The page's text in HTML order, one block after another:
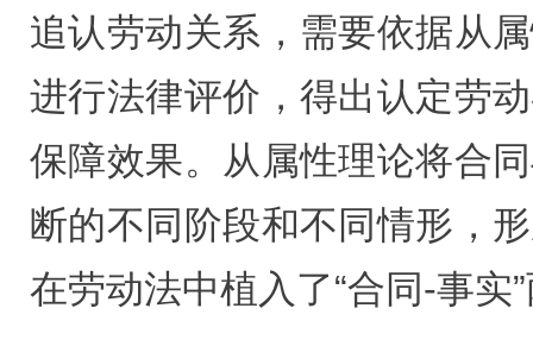
追认劳动关系，需要依据从
进行法律评价，得出认定劳
保障效果。从属性理论将合
断的不同阶段和不同情形，
在劳动法中植入了“合同-事实